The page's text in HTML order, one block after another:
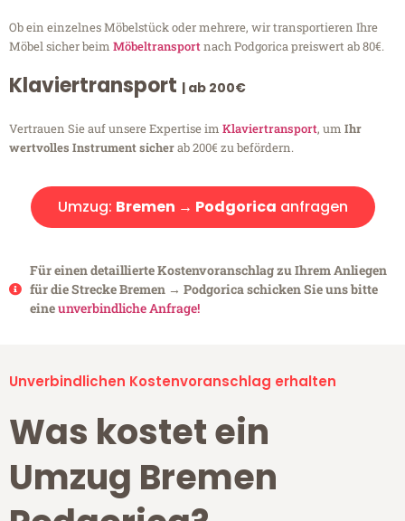
Ob ein einzelnes Möbelstück oder mehrere, wir transportieren Ihre
Möbel sicher beim Möbeltransportnach Podgorica preiswert ab 80€.
Klaviertransport | ab 200€
Vertrauen Sie auf unsere Expertise im Klaviertransport, um Ihr
wertvolles Instrument sicherab 200€ zu befördern.
Umzug: Bremen → Podgorica anfragen
Für einen detaillierte Kostenvoranschlag zu Ihrem Anliegen
für die Strecke Bremen → Podgorica schicken Sie uns bitte
eineunverbindliche Anfrage!
Unverbindlichen Kostenvoranschlag erhalten
Was kostet ein
Umzug Bremen